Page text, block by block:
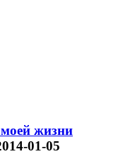
жизни
01-05